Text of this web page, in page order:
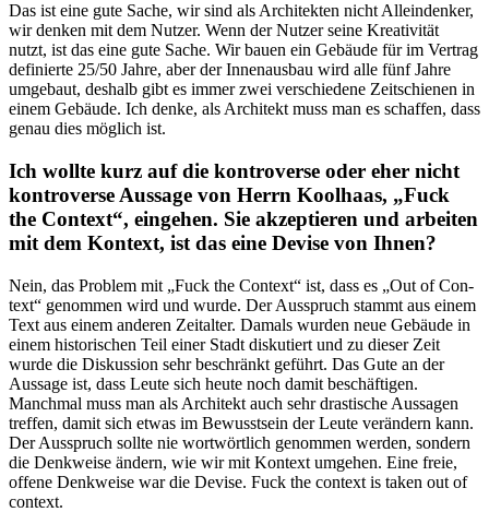
Das ist eine gute Sache, wir sind als Architekten nicht Alleindenker,
wir denken mit dem Nutzer. Wenn der Nutzer seine Kreativität
nutzt, ist das eine gute Sache. Wir bauen ein Gebäude für im Vertrag
definierte 25/50 Jahre, aber der Innenausbau wird alle fünf Jahre
umgebaut, deshalb gibt es immer zwei ver­schiedene Zeitschienen in
einem Gebäude. Ich denke, als Architekt muss man es schaffen, dass
genau dies möglich ist.
Ich wollte kurz auf die kontro­verse oder eher nicht
kont­roverse Aussage von Herrn Koolhaas, „Fuck
the Context“, eingehen. Sie akzeptieren und arbeiten
mit dem Kontext, ist das eine Devise von Ihnen?
Nein, das Problem mit „Fuck the Context“ ist, dass es „Out of Con­
text“ genommen wird und wurde. Der Ausspruch stammt aus einem
Text aus einem anderen Zeitalter. Damals wurden neue Gebäude in
einem historischen Teil einer Stadt diskutiert und zu dieser Zeit
wurde die Diskussion sehr beschränkt geführt. Das Gute an der
Aussage ist, dass Leute sich heute noch damit beschäftigen.
Manchmal muss man als Architekt auch sehr drastische Aussagen
treffen, damit sich etwas im Bewusstsein der Leu­te verändern kann.
Der Ausspruch sollte nie wortwörtlich genommen werden, sondern
die Denkweise ändern, wie wir mit Kontext umge­hen. Eine freie,
offene Denkweise war die Devise. Fuck the context is taken out of
context.